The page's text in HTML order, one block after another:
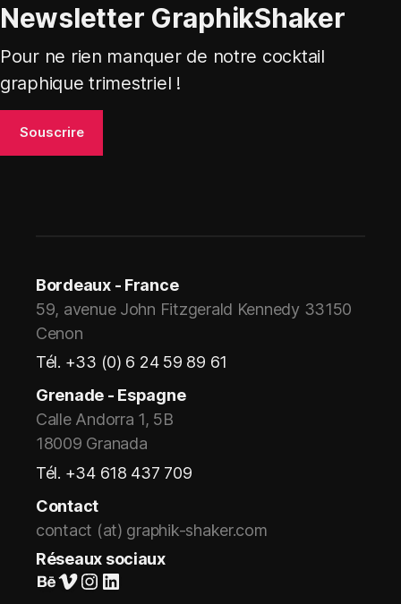
Newsletter GraphikShaker
Pour ne rien manquer de notre cocktail
graphique trimestriel !
Bordeaux - France
59, avenue John Fitzgerald Kennedy 33150
Cenon
Tél. +33 (0) 6 24 59 89 61
Grenade - Espagne
Calle Andorra 1, 5B
18009 Granada
Tél. +34 618 437 709
Contact
contact (at) graphik-shaker.com
Réseaux sociaux
Suivez-nous sur Behance
Vimeo
Instagram
LinkedIn